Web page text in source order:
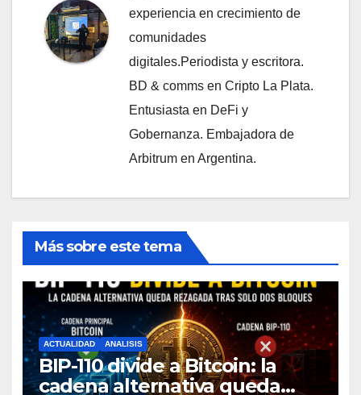
experiencia en crecimiento de
comunidades
digitales.Periodista y escritora.
BD & comms en Cripto La Plata.
Entusiasta en DeFi y
Gobernanza. Embajadora de
Arbitrum en Argentina.
Más sobre este tema
ACTUALIDAD ANALISIS
BIP-110 divide a Bitcoin: la
cadena alternativa queda